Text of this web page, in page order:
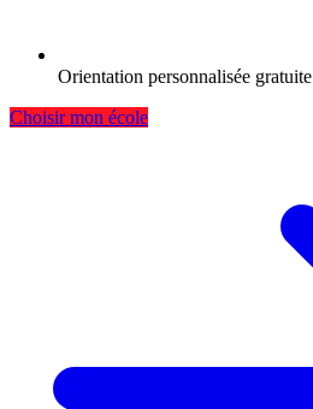
Orientation personnalisée gratuite
Choisir mon école